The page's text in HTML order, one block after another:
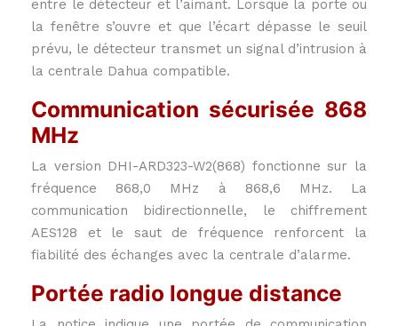
entre le détecteur et l’aimant. Lorsque la porte ou
la fenêtre s’ouvre et que l’écart dépasse le seuil
prévu, le détecteur transmet un signal d’intrusion à
la centrale Dahua compatible.
Communication sécurisée 868
MHz
La version DHI-ARD323-W2(868) fonctionne sur la
fréquence 868,0 MHz à 868,6 MHz. La
communication bidirectionnelle, le chiffrement
AES128 et le saut de fréquence renforcent la
fiabilité des échanges avec la centrale d’alarme.
Portée radio longue distance